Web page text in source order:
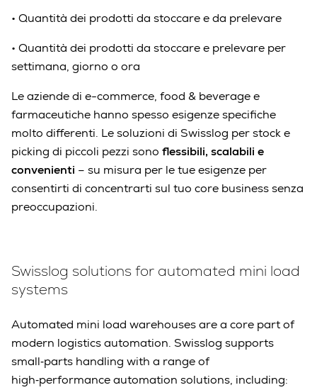
• Quantità dei prodotti da stoccare e da prelevare
• Quantità dei prodotti da stoccare e prelevare per
settimana, giorno o ora
Le aziende di e-commerce, food & beverage e
farmaceutiche hanno spesso esigenze specifiche
molto differenti. Le soluzioni di Swisslog per stock e
picking di piccoli pezzi sono flessibili, scalabili e
convenienti – su misura per le tue esigenze per
consentirti di concentrarti sul tuo core business senza
preoccupazioni.
Swisslog solutions for automated mini load
systems
Automated mini load warehouses are a core part of
modern logistics automation. Swisslog supports
small‑parts handling with a range of
high‑performance automation solutions, including: